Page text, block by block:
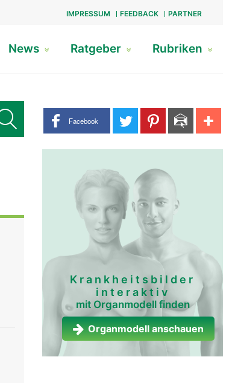
IMPRESSUM FEEDBACK PARTNER
News Ratgeber Rubriken
Share buttons
Facebook
Krankheitsbilder
interaktiv
mit Organmodell finden
Organmodell anschauen